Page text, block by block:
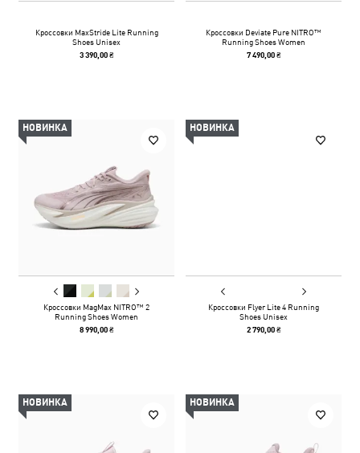
Кроссовки MaxStride Lite Running
Shoes Unisex
3 390,00 ₴
Кроссовки Deviate Pure NITRO™
Running Shoes Women
7 490,00 ₴
НОВИНКА
Кроссовки MagMax NITRO™ 2
Running Shoes Women
8 990,00 ₴
НОВИНКА
Кроссовки Flyer Lite 4 Running
Shoes Unisex
2 790,00 ₴
НОВИНКА НОВИНКА